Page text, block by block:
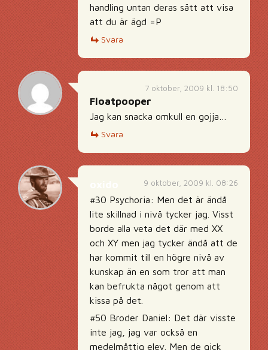
handling untan deras sätt att visa
att du är ägd =P
Svara
7 oktober, 2009 kl. 18:50
Floatpooper
Jag kan snacka omkull en gojja…
Svara
9 oktober, 2009 kl. 08:26
#30 Psychoria: Men det är ändå
lite skillnad i nivå tycker jag. Visst
borde alla veta det där med XX
och XY men jag tycker ändå att de
har kommit till en högre nivå av
kunskap än en som tror att man
kan befrukta något genom att
kissa på det.
#50 Broder Daniel: Det där visste
inte jag, jag var också en
medelmåttig elev. Men de gick